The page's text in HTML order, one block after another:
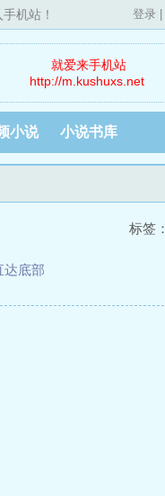
机站！ 登录
就爱来手机站
http://m.kushuxs.net
小说 小说书库
标签：
达底部